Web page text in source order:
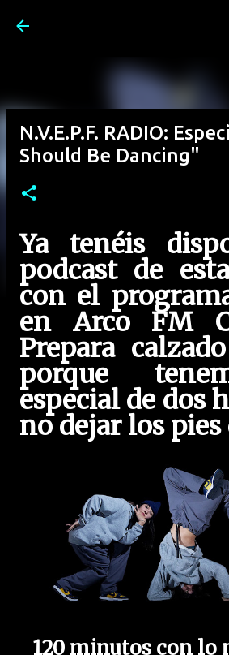
N.V.E.P.F. RADIO:
Should Be Dancing"
Ya tenéis
podcast de
con el
en Arco FM
Prepara
porque
especial de dos
no dejar los
120 minutos con lo